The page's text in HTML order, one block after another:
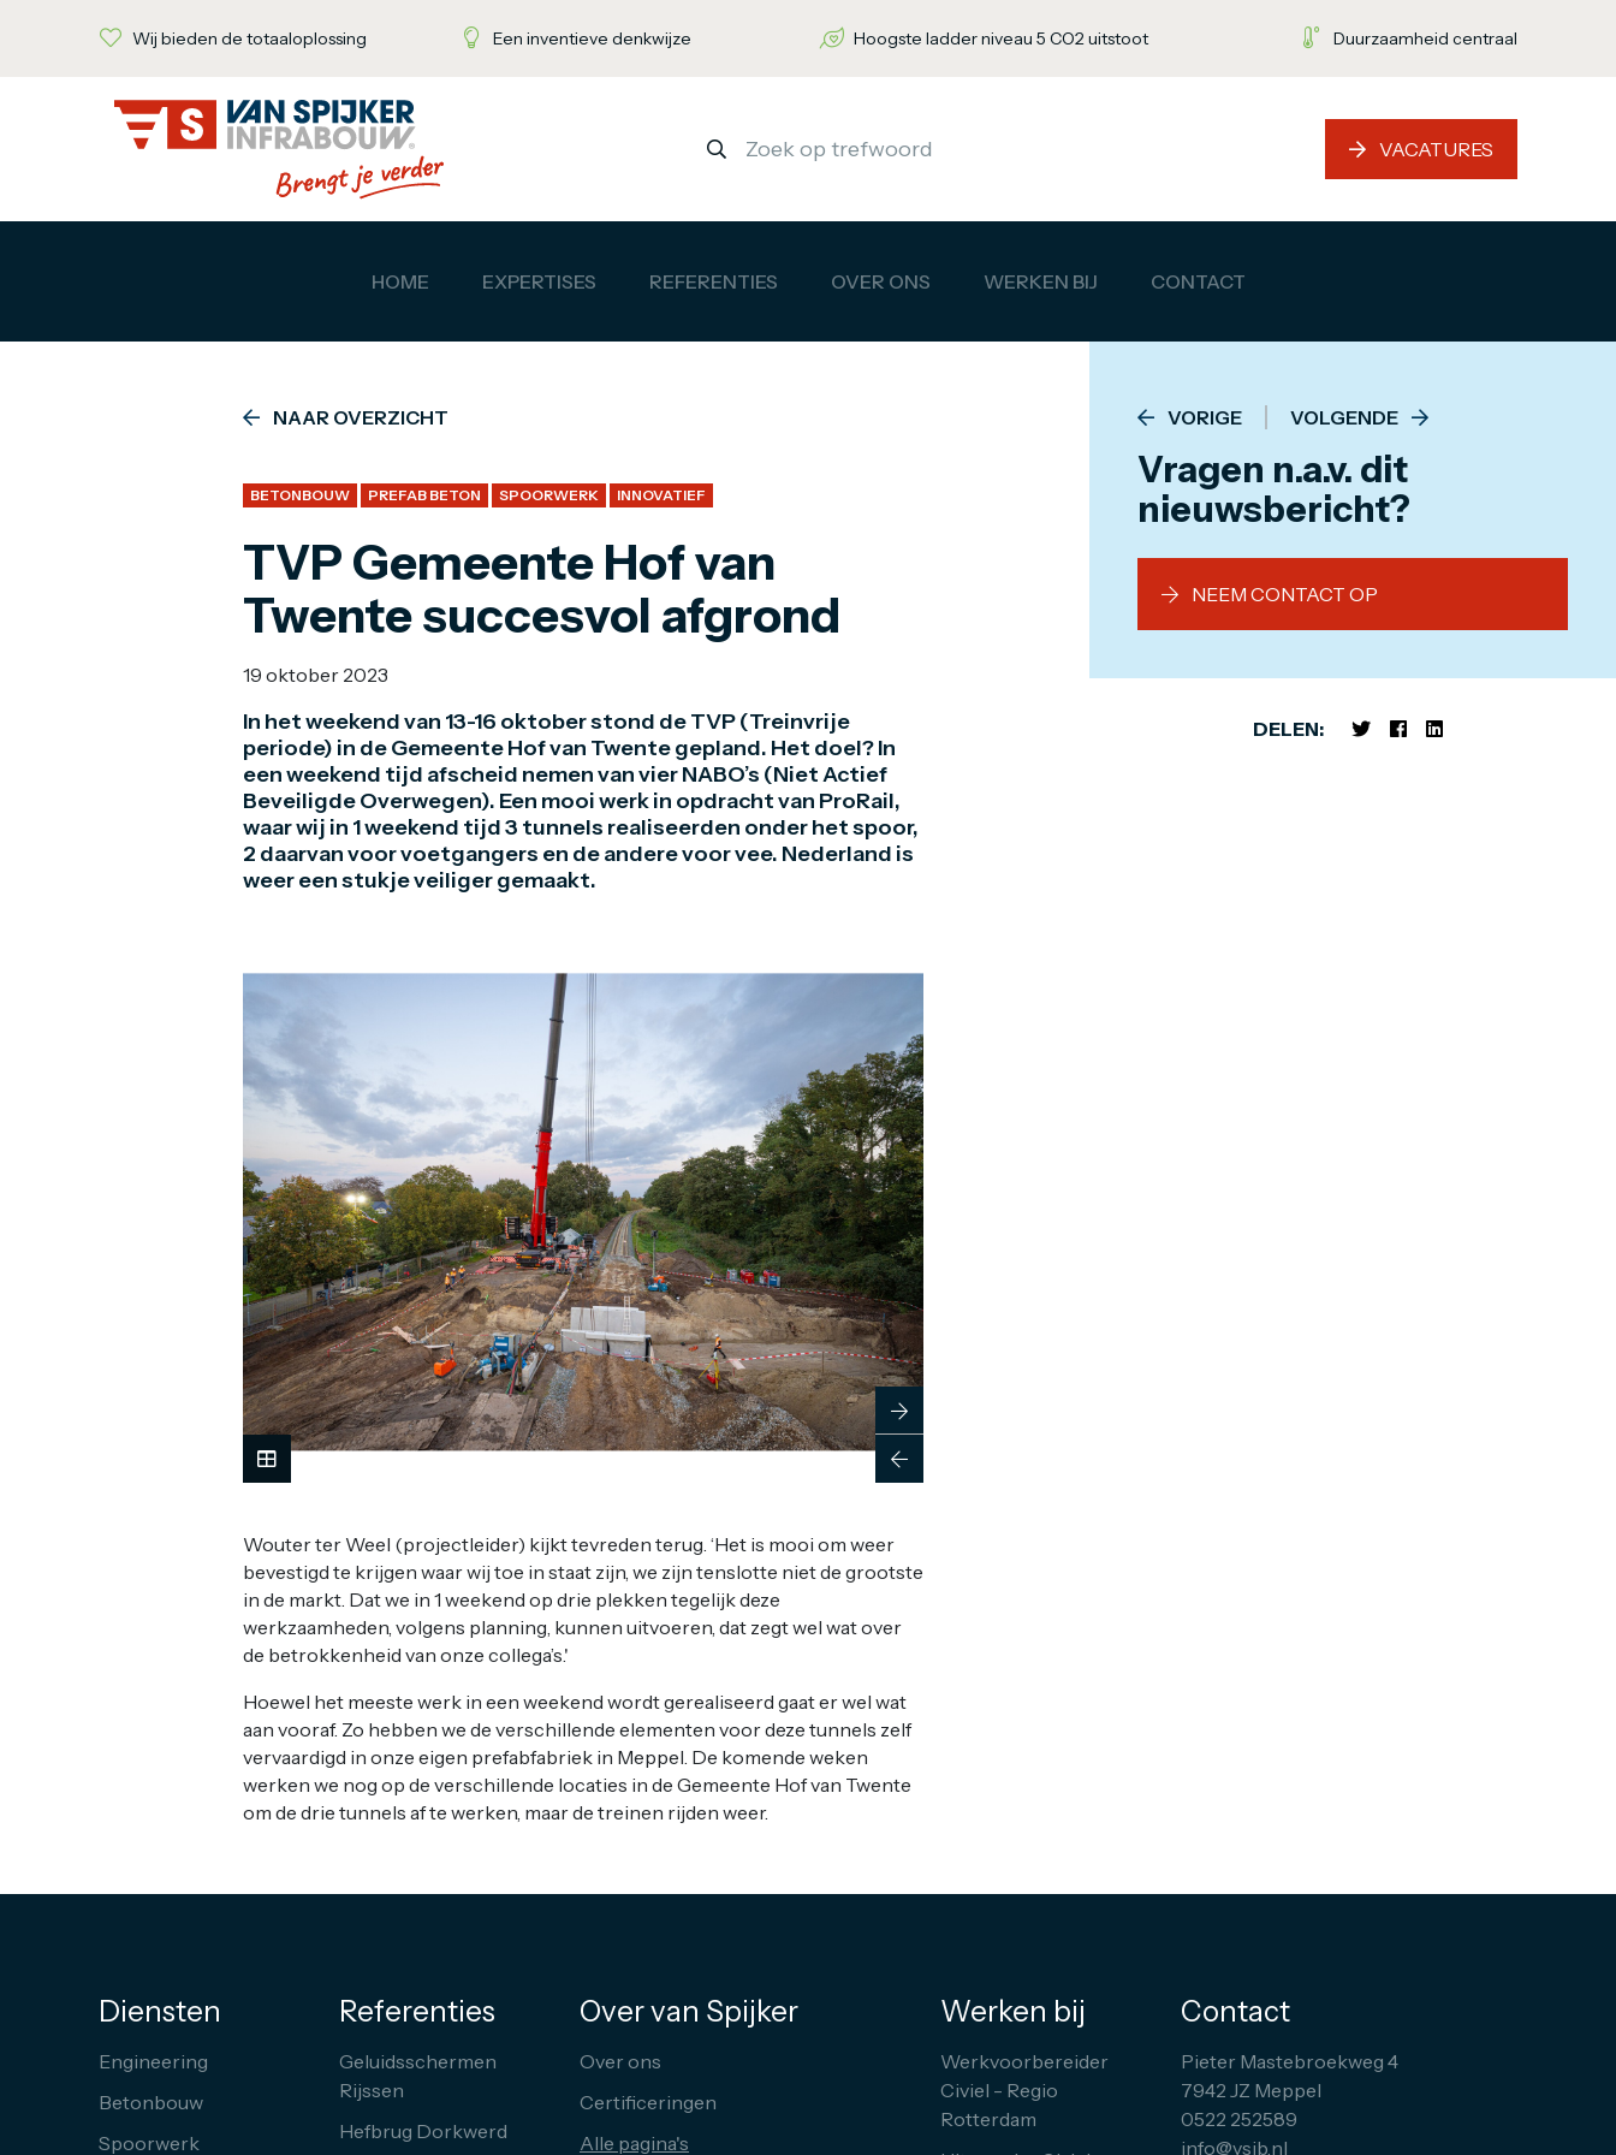
Wij bieden de totaaloplossing Een inventieve denkwijze Hoogste ladder niveau 5 CO2 uitstoot Duurzaamheid centraal
VACATURES
HOME EXPERTISES REFERENTIES OVER ONS WERKEN BIJ CONTACT
NAAR OVERZICHT
BETONBOUW PREFAB BETON SPOORWERK INNOVATIEF
TVP Gemeente Hof van
Twente succesvol afgrond
19 oktober 2023
In het weekend van 13-16 oktober stond de TVP (Treinvrije
periode) in de Gemeente Hof van Twente gepland. Het doel? In
een weekend tijd afscheid nemen van vier NABO’s (Niet Actief
Beveiligde Overwegen). Een mooi werk in opdracht van ProRail,
waar wij in 1 weekend tijd 3 tunnels realiseerden onder het spoor,
2 daarvan voor voetgangers en de andere voor vee. Nederland is
weer een stukje veiliger gemaakt.
Wouter ter Weel (projectleider) kijkt tevreden terug. ‘Het is mooi om weer
bevestigd te krijgen waar wij toe in staat zijn, we zijn tenslotte niet de grootste
in de markt. Dat we in 1 weekend op drie plekken tegelijk deze
werkzaamheden, volgens planning, kunnen uitvoeren, dat zegt wel wat over
de betrokkenheid van onze collega’s.'
Hoewel het meeste werk in een weekend wordt gerealiseerd gaat er wel wat
aan vooraf. Zo hebben we de verschillende elementen voor deze tunnels zelf
vervaardigd in onze eigen prefabfabriek in Meppel. De komende weken
werken we nog op de verschillende locaties in de Gemeente Hof van Twente
om de drie tunnels af te werken, maar de treinen rijden weer.
VORIGE VOLGENDE
Vragen n.a.v. dit
nieuwsbericht?
NEEM CONTACT OP
DELEN:
Diensten
Engineering
Betonbouw
Spoorwerk
Referenties
Geluidsschermen
Rijssen
Hefbrug Dorkwerd
Over van Spijker
Over ons
Certificeringen
Alle pagina's
Werken bij
Werkvoorbereider
Civiel - Regio
Rotterdam
Contact
Pieter Mastebroekweg 4
7942 JZ Meppel
0522 252589
info@vsib.nl